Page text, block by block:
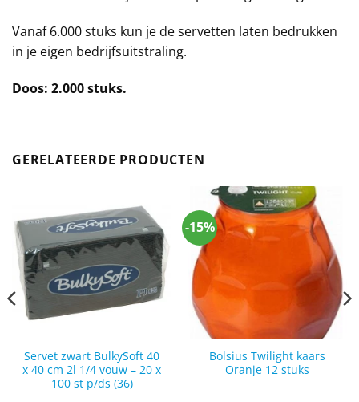
Vanaf 6.000 stuks kun je de servetten laten bedrukken
in je eigen bedrijfsuitstraling.
Doos: 2.000 stuks.
GERELATEERDE PRODUCTEN
Servet zwart BulkySoft 40
x 40 cm 2l 1/4 vouw – 20 x
100 st p/ds (36)
-15%
Bolsius Twilight kaars
Oranje 12 stuks